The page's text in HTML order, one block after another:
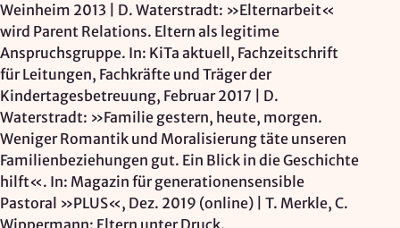
Weinheim 2013 | D. Waterstradt: »Elternarbeit«
wird Parent Relations. Eltern als legitime
Anspruchsgruppe. In: KiTa aktuell, Fachzeitschrift
für Leitungen, Fachkräfte und Träger der
Kindertagesbetreuung, Februar 2017 | D.
Waterstradt: »Familie gestern, heute, morgen.
Weniger Romantik und Moralisierung täte unseren
Familienbeziehungen gut. Ein Blick in die Geschichte
hilft«. In: Magazin für generationensensible
Pastoral »PLUS«, Dez. 2019 (online) | T. Merkle, C.